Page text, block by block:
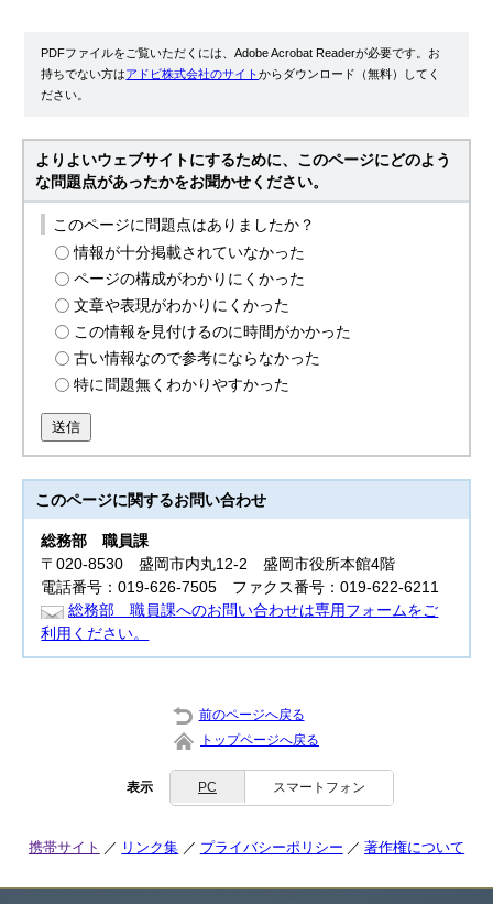
PDFファイルをご覧いただくには、Adobe Acrobat Readerが必要です。お
持ちでない方はアドビ株式会社のサイトからダウンロード（無料）してく
ださい。
よりよいウェブサイトにするために、このページにどのよう
な問題点があったかをお聞かせください。
このページに問題点はありましたか？
情報が十分掲載されていなかった
ページの構成がわかりにくかった
文章や表現がわかりにくかった
この情報を見付けるのに時間がかかった
古い情報なので参考にならなかった
特に問題無くわかりやすかった
送信
このページに関するお問い合わせ
総務部職員課
〒020-8530 盛岡市内丸12-2 盛岡市役所本館4階
電話番号：019-626-7505 ファクス番号：019-622-6211
総務部 職員課へのお問い合わせは専用フォームをご
利用ください。
前のページへ戻る
トップページへ戻る
表示 PC スマートフォン
携帯サイト リンク集 プライバシーポリシー 著作権について